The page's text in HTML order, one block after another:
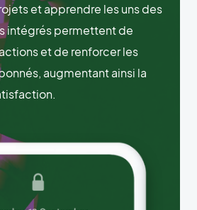
et apprendre les uns des
intégrés permettent de
et de renforcer les
augmentant ainsi la